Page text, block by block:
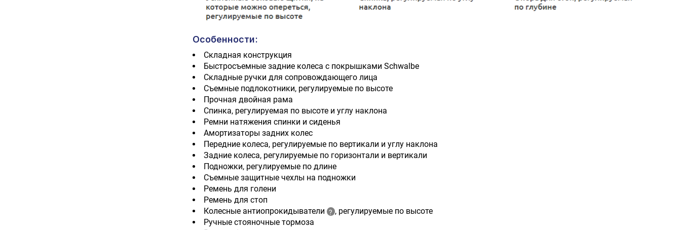
Особенности:
Складная конструкция
Быстросъемные задние колеса с покрышками Schwalbe
Складные ручки для сопровождающего лица
Съемные подлокотники, регулируемые по высоте
Прочная двойная рама
Спинка, регулируемая по высоте и углу наклона
Ремни натяжения спинки и сиденья
Амортизаторы задних колес
Передние колеса, регулируемые по вертикали и углу наклона
Задние колеса, регулируемые по горизонтали и вертикали
Подножки, регулируемые по длине
Съемные защитные чехлы на подножки
Ремень для голени
Ремень для стоп
Колесные антиопрокидыватели
, регулируемые по высоте
Ручные стояночные тормоза